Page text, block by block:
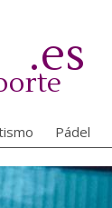
.es
Pádel